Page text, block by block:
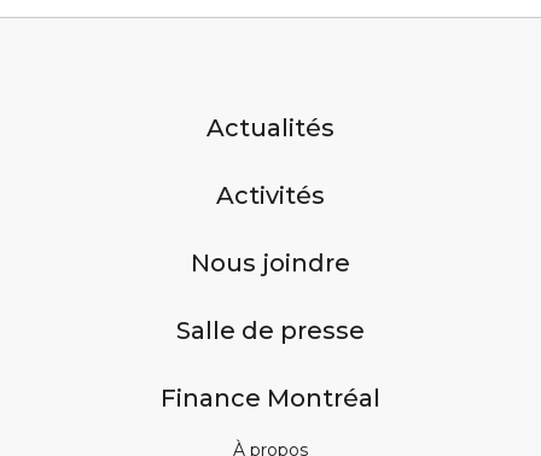
Actualités
Activités
Nous joindre
Salle de presse
Finance Montréal
À propos